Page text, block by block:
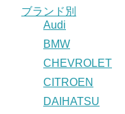
ブランド別
Audi
BMW
CHEVROLET
CITROEN
DAIHATSU